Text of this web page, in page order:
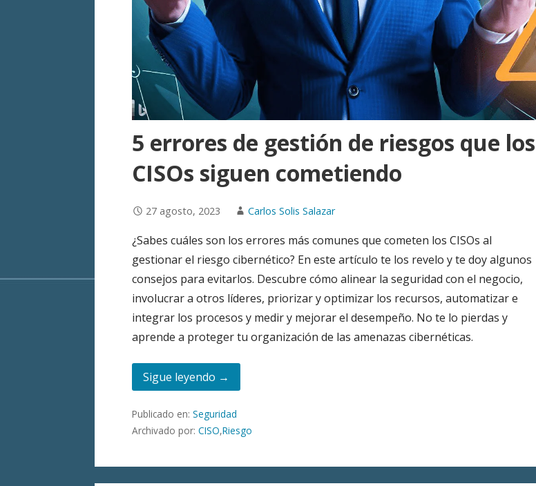
5 errores de gestión de riesgos que los
CISOs siguen cometiendo
27 agosto, 2023 Carlos Solis Salazar
¿Sabes cuáles son los errores más comunes que cometen los CISOs al
gestionar el riesgo cibernético? En este artículo te los revelo y te doy algunos
consejos para evitarlos. Descubre cómo alinear la seguridad con el negocio,
involucrar a otros líderes, priorizar y optimizar los recursos, automatizar e
integrar los procesos y medir y mejorar el desempeño. No te lo pierdas y
aprende a proteger tu organización de las amenazas cibernéticas.
Sigue leyendo →
Publicado en:Seguridad
Archivado por:CISO,Riesgo